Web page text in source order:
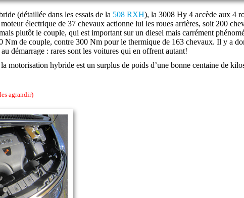
(détaillée dans les essais de la 508 RXH), la 3008 Hy 4 accède aux 4
électrique de 37 chevaux actionne lui les roues arrières, soit 200
plutôt le couple, qui est important sur un diesel mais carrément
Nm de couple, contre 300 Nm pour le thermique de 163 chevaux. Il y a
démarrage : rares sont les voitures qui en offrent autant!
motorisation hybride est un surplus de poids d’une bonne centaine de
agrandir)